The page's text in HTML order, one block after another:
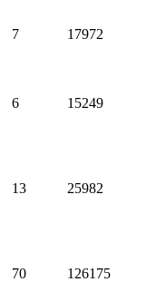
7 17972
6 15249
13 25982
70 126175